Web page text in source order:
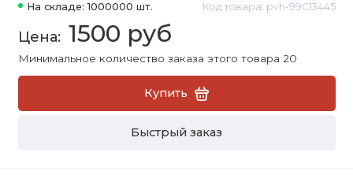
На складе: 1000000 шт. Код товара: pvh-99C13445
1500 руб
Минимальное количество заказа этого товара 20
Купить
Быстрый заказ